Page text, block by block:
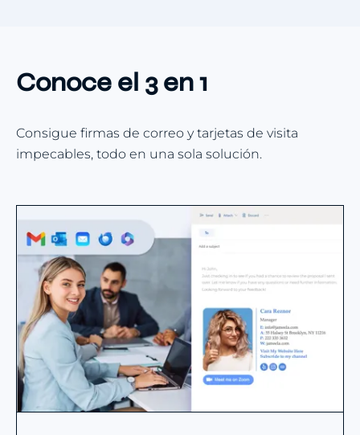
Conoce el 3 en 1
Consigue firmas de correo y tarjetas de visita
impecables, todo en una sola solución.